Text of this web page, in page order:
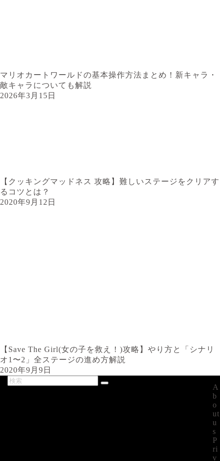
マリオカートワールドの基本操作方法まとめ！新キャラ・
敵キャラについても解説
2026年3月15日
【クッキングマッドネス 攻略】難しいステージをクリアす
るコツとは？
2020年9月12日
【Save The Girl(女の子を救え！)攻略】やり方と「シナリ
オ1〜2」全ステージの進め方解説
2020年9月9日
A
b
o
ut
u
s
P
ri
v